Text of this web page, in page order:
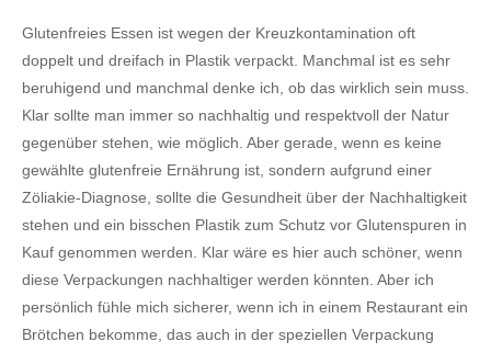
Glutenfreies Essen ist wegen der Kreuzkontamination oft
doppelt und dreifach in Plastik verpackt. Manchmal ist es sehr
beruhigend und manchmal denke ich, ob das wirklich sein muss.
Klar sollte man immer so nachhaltig und respektvoll der Natur
gegenüber stehen, wie möglich. Aber gerade, wenn es keine
gewählte glutenfreie Ernährung ist, sondern aufgrund einer
Zöliakie-Diagnose, sollte die Gesundheit über der Nachhaltigkeit
stehen und ein bisschen Plastik zum Schutz vor Glutenspuren in
Kauf genommen werden. Klar wäre es hier auch schöner, wenn
diese Verpackungen nachhaltiger werden könnten. Aber ich
persönlich fühle mich sicherer, wenn ich in einem Restaurant ein
Brötchen bekomme, das auch in der speziellen Verpackung